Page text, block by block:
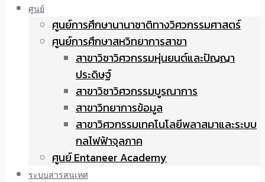
ศูนย์
ศูนย์การศึกษานานาชาติทางวิศวกรรมศาสตร์
ศูนย์การศึกษาสหวิทยาการสาขา
สาขาวิชาวิศวกรรมหุ่นยนต์และปัญญา
ประดิษฐ์
สาขาวิชาวิศวกรรมบูรณาการ
สาขาวิทยาการข้อมูล
สาขาวิศวกรรมเทคโนโลยีพลาสมาและระบบ
กลไฟฟ้าจุลภาค
ศูนย์ Entaneer Academy
ระบบสารสนเทศ